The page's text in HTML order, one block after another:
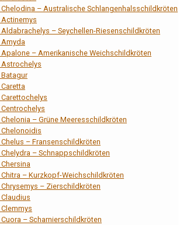
– Australische Schlangenhalsschildkröten
– Seychellen-Riesenschildkröten
– Amerikanische Weichschildkröten
– Grüne Meeresschildkröten
– Fransenschildkröten
– Schnappschildkröten
– Kurzkopf-Weichschildkröten
– Zierschildkröten
– Scharnierschildkröten